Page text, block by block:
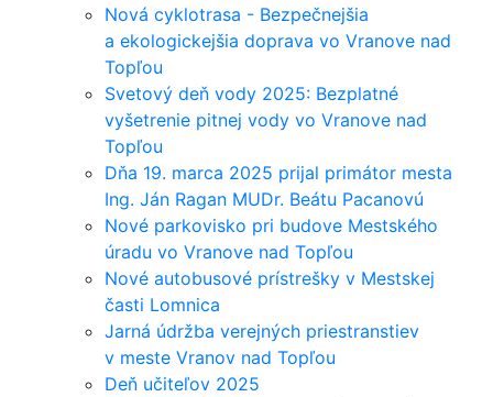
Nová cyklotrasa - Bezpečnejšia
a ekologickejšia doprava vo Vranove nad
Topľou
Svetový deň vody 2025: Bezplatné
vyšetrenie pitnej vody vo Vranove nad
Topľou
Dňa 19. marca 2025 prijal primátor mesta
Ing. Ján Ragan MUDr. Beátu Pacanovú
Nové parkovisko pri budove Mestského
úradu vo Vranove nad Topľou
Nové autobusové prístrešky v Mestskej
časti Lomnica
Jarná údržba verejných priestranstiev
v meste Vranov nad Topľou
Deň učiteľov 2025